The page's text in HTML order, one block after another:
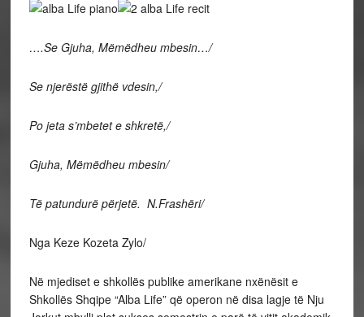
….Se Gjuha, Mëmëdheu mbesin…/
Se njerëstë gjithë vdesin,/
Po jeta s’mbetet e shkretë,/
Gjuha, Mëmëdheu mbesin/
Të patundurë përjetë. N.Frashëri/
Nga Keze Kozeta Zylo/
Në mjediset e shkollës publike amerikane nxënësit e
Shkollës Shqipe “Alba Life” që operon në disa lagje të Nju